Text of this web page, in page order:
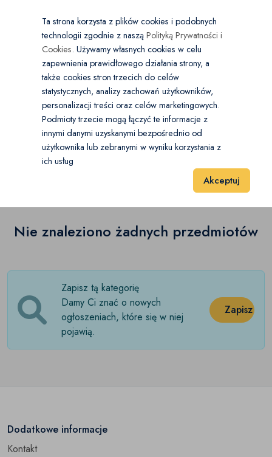
Wybierz kategorię
Elektronika
Fotografia(0)
Open submenu
Gry i konsole(0)
Open submenu
Komputery
(0)
Open submenu
Open submenu
Sprzęt AGD(6)
Open submenu
Sprzęt audio(0)
Open submenu
TV(0)
Open submenu
×
Kraj PL
PLN
Elektronika Pozostałe
Pozostałe (0)
20 60
Nie znaleziono żadnych przedmiotów
Zapisz tą kategorię
Damy Ci znać o nowych
ogłoszeniach, które się w niej
pojawią.
Zapisz
Dodatkowe informacje
Kontakt
Ta strona korzysta z plików cookies i podobnych
technologii zgodnie z nasząPolityką Prywatności i
Cookies. Używamy własnych cookies w celu
zapewnienia prawidłowego działania strony, a
także cookies stron trzecich do celów
statystycznych, analizy zachowań użytkowników,
personalizacji treści oraz celów marketingowych.
Podmioty trzecie mogą łączyć te informacje z
innymi danymi uzyskanymi bezpośrednio od
użytkownika lub zebranymi w wyniku korzystania z
ich usług
Akceptuj